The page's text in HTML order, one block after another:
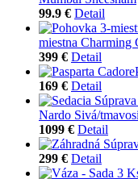
99.9 € Detail
miestna Charming
399 € Detail
169 € Detail
Nardo Sivá/
1099 € Detail
299 € Detail